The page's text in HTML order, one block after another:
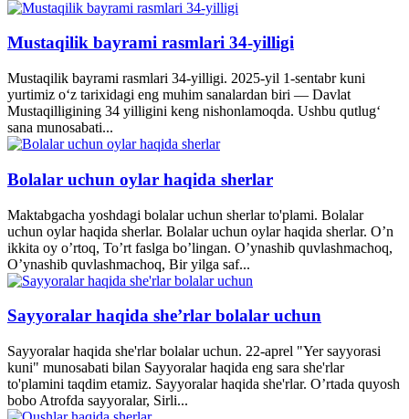
Mustaqilik bayrami rasmlari 34-yilligi
Mustaqilik bayrami rasmlari 34-yilligi. 2025-yil 1-sentabr kuni
yurtimiz o‘z tarixidagi eng muhim sanalardan biri — Davlat
Mustaqilligining 34 yilligini keng nishonlamoqda. Ushbu qutlug‘
sana munosabati...
Bolalar uchun oylar haqida sherlar
Maktabgacha yoshdagi bolalar uchun sherlar to'plami. Bolalar
uchun oylar haqida sherlar. Bolalar uchun oylar haqida sherlar. O’n
ikkita oy o’rtoq, To’rt faslga bo’lingan. O’ynashib quvlashmachoq,
O’ynashib quvlashmachoq, Bir yilga saf...
Sayyoralar haqida she’rlar bolalar uchun
Sayyoralar haqida she'rlar bolalar uchun. 22-aprel "Yer sayyorasi
kuni" munosabati bilan Sayyoralar haqida eng sara she'rlar
to'plamini taqdim etamiz. Sayyoralar haqida she'rlar. O’rtada quyosh
bobo Atrofda sayyoralar, Sirli...